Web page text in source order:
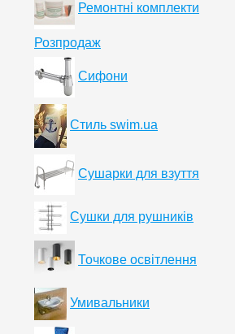
Ремонтні комплекти
Розпродаж
Сифони
Стиль swim.ua
Сушарки для взуття
Сушки для рушників
Точкове освітлення
Умивальники